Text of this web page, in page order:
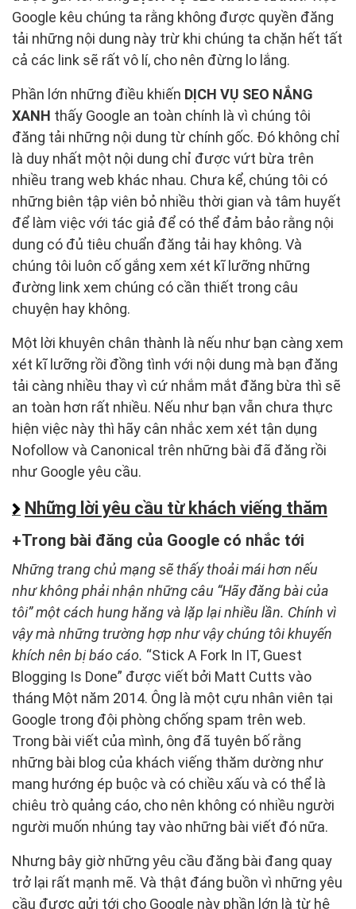
Google kêu chúng ta rằng không được quyền đăng
tải những nội dung này trừ khi chúng ta chặn hết tất
cả các link sẽ rất vô lí, cho nên đừng lo lắng.
Phần lớn những điều khiến DỊCH VỤ SEO NẮNG
XANH thấy Google an toàn chính là vì chúng tôi
đăng tải những nội dung từ chính gốc. Đó không chỉ
là duy nhất một nội dung chỉ được vứt bừa trên
nhiều trang web khác nhau. Chưa kể, chúng tôi có
những biên tập viên bỏ nhiều thời gian và tâm huyết
để làm việc với tác giả để có thể đảm bảo rằng nội
dung có đủ tiêu chuẩn đăng tải hay không. Và
chúng tôi luôn cố gắng xem xét kĩ lưỡng những
đường link xem chúng có cần thiết trong câu
chuyện hay không.
Một lời khuyên chân thành là nếu như bạn càng xem
xét kĩ lưỡng rồi đồng tình với nội dung mà bạn đăng
tải càng nhiều thay vì cứ nhắm mắt đăng bừa thì sẽ
an toàn hơn rất nhiều. Nếu như bạn vẫn chưa thực
hiện việc này thì hãy cân nhắc xem xét tận dụng
Nofollow và Canonical trên những bài đã đăng rồi
như Google yêu cầu.
Những lời yêu cầu từ khách viếng thăm
Trong bài đăng của Google có nhắc tới
Những trang chủ mạng sẽ thấy thoải mái hơn nếu
như không phải nhận những câu “Hãy đăng bài của
tôi” một cách hung hăng và lặp lại nhiều lần. Chính vì
vậy mà những trường hợp như vậy chúng tôi khuyến
khích nên bị báo cáo. “Stick A Fork In IT, Guest
Blogging Is Done” được viết bởi Matt Cutts vào
tháng Một năm 2014. Ông là một cựu nhân viên tại
Google trong đội phòng chống spam trên web.
Trong bài viết của mình, ông đã tuyên bố rằng
những bài blog của khách viếng thăm dường như
mang hướng ép buộc và có chiều xấu và có thể là
chiêu trò quảng cáo, cho nên không có nhiều người
người muốn nhúng tay vào những bài viết đó nữa.
Nhưng bây giờ những yêu cầu đăng bài đang quay
trở lại rất mạnh mẽ. Và thật đáng buồn vì những yêu
cầu được gửi tới cho Google này phần lớn là từ hệ